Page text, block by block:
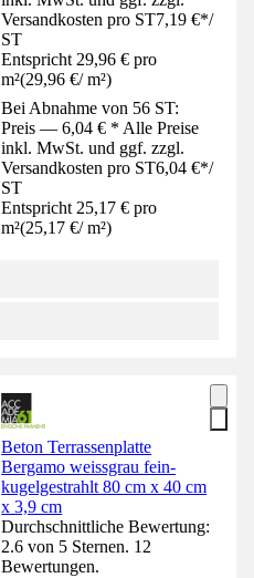
Versandkosten pro ST7,19 €*/
ST
Entspricht 29,96 € pro
m²(29,96 €/ m²)
Bei Abnahme von 56 ST:
Preis — 6,04 € * Alle Preise
inkl. MwSt. und ggf. zzgl.
Versandkosten pro ST6,04 €*/
ST
Entspricht 25,17 € pro
m²(25,17 €/ m²)
Beton Terrassenplatte
Bergamo weissgrau fein-
kugelgestrahlt 80 cm x 40 cm
x 3,9 cm
Durchschnittliche Bewertung:
2.6 von 5 Sternen. 12
Bewertungen.